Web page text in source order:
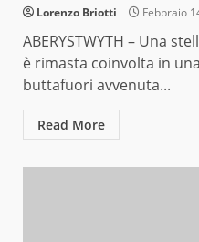
Lorenzo Briotti Febbraio
ABERYSTWYTH – Una
è rimasta coinvolta in
buttafuori avvenuta...
Read More